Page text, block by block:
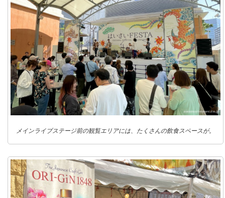
メインライブステージ前の観覧エリアには、たくさんの飲食スペースが。